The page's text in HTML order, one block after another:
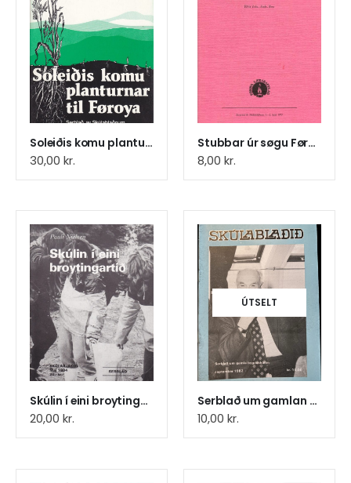
Soleiðis komu planturnar til F
30,00 kr.
Stubbar úr søgu Føroya Læraraf
8,00 kr.
Skúlin í eini broytingartíð
20,00 kr.
ÚTSELT
Serblað um gamlan bygdaskúlan
10,00 kr.